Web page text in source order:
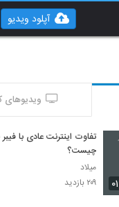
آپلود ویدیو
ویدیوهای
تفاوت اینترنت عادی با
چیست؟
میلاد
۲۰۹ بازدید